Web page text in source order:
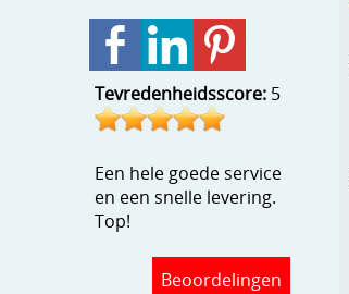
Tevredenheidsscore: 5
Een hele goede service
en een snelle levering.
Top!
Beoordelingen